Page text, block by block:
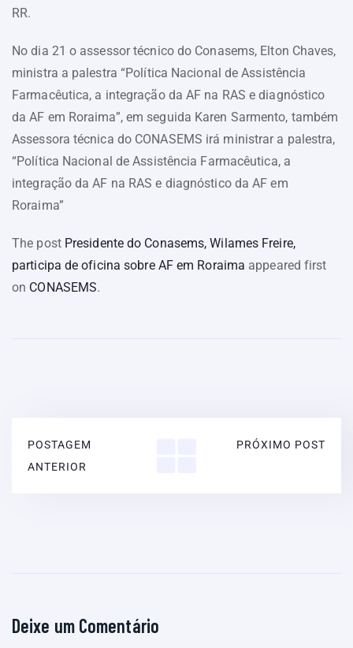
RR.
No dia 21 o assessor técnico do Conasems, Elton Chaves,
ministra a palestra “Política Nacional de Assistência
Farmacêutica, a integração da AF na RAS e diagnóstico
da AF em Roraima”, em seguida Karen Sarmento, também
Assessora técnica do CONASEMS irá ministrar a palestra,
“Política Nacional de Assistência Farmacêutica, a
integração da AF na RAS e diagnóstico da AF em
Roraima”
The post Presidente do Conasems, Wilames Freire,
participa de oficina sobre AF em Roraima appeared first
on CONASEMS.
POSTAGEM
ANTERIOR
PRÓXIMO POST
Deixe um Comentário